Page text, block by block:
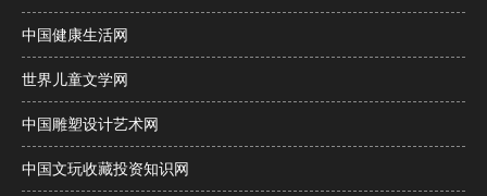
中国健康生活网
世界儿童文学网
中国雕塑设计艺术网
中国文玩收藏投资知识网